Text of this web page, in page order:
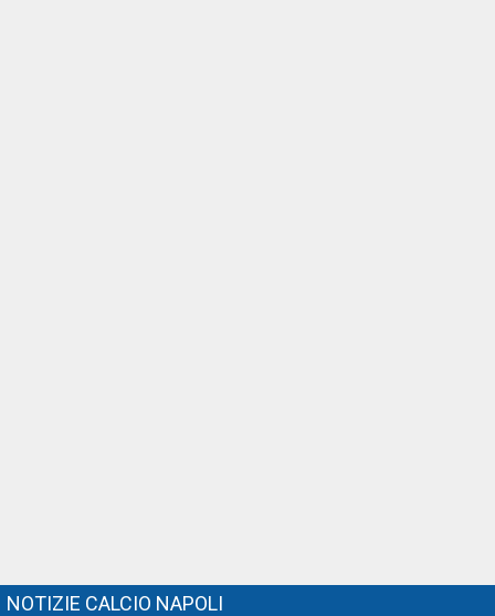
NOTIZIE CALCIO NAPOLI